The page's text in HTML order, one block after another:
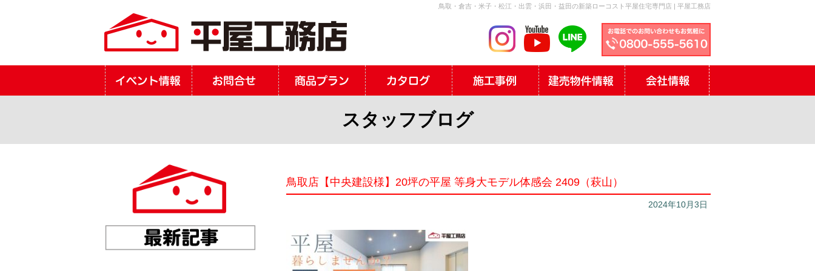
鳥取・倉吉・米子・松江・出雲・浜田・益田の新築ローコスト平屋住宅専門店 | 平屋工務店
スタッフブログ
鳥取店【中央建設様】20坪の平屋 等身大モデル体感会 2409（萩山）
2024年10月3日